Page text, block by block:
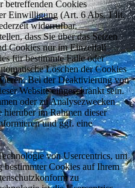
betreffenden Cookies
Einwilligung (Art. 6 Abs. 1 lit.
widerrufbar.
dass Sie über das Setzen
Cookies nur im Einzelfall
für bestimmte Fälle oder
Löschen der Cookies
Bei der Deaktivierung von
Website eingeschränkt sein.
oder zu Analysezwecken
im Rahmen dieser
und ggf. eine
von Usercentrics, um
Cookies auf Ihrem
zu